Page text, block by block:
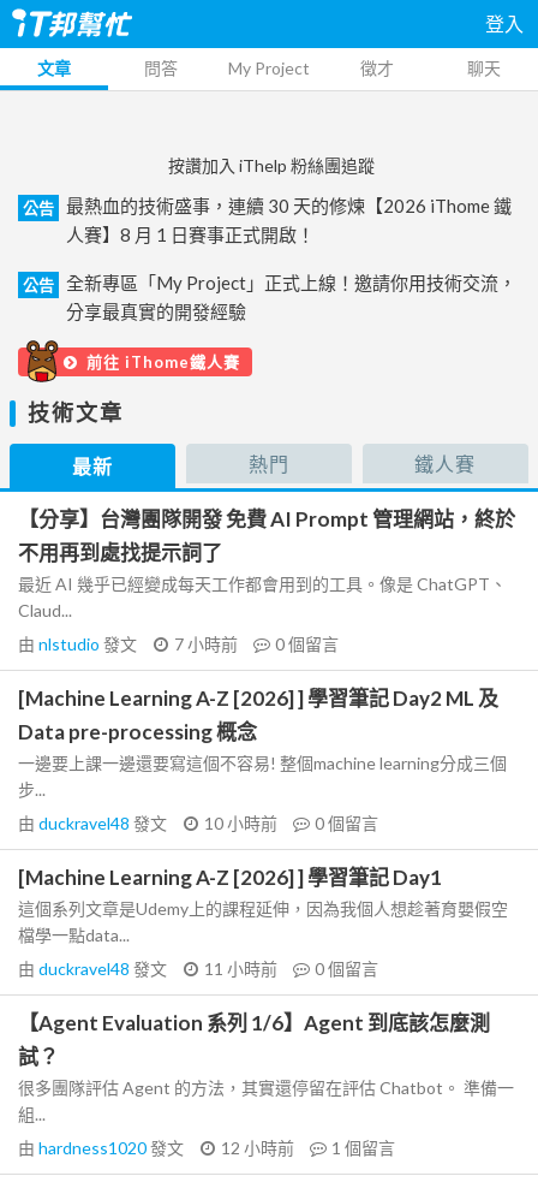
登入
文章 問答 My Project 徵才 聊天
按讚加入 iThelp 粉絲團追蹤
公告
最熱血的技術盛事，連續 30 天的修煉【2026 iThome 鐵
人賽】8 月 1 日賽事正式開啟！
公告
全新專區「My Project」正式上線！邀請你用技術交流，
分享最真實的開發經驗
前往 iThome鐵人賽
技術文章
最新 熱門 鐵人賽
【分享】台灣團隊開發 免費 AI Prompt 管理網站，終於
不用再到處找提示詞了
最近 AI 幾乎已經變成每天工作都會用到的工具。像是 ChatGPT、
Claud...
由 nlstudio 發文 7 小時前 0個留言
[Machine Learning A-Z [2026] ] 學習筆記 Day2 ML 及
Data pre-processing 概念
一邊要上課一邊還要寫這個不容易! 整個machine learning分成三個
步...
由 duckravel48 發文 10 小時前 0個留言
[Machine Learning A-Z [2026] ] 學習筆記 Day1
這個系列文章是Udemy上的課程延伸，因為我個人想趁著育嬰假空
檔學一點data...
由 duckravel48 發文 11 小時前 0個留言
【Agent Evaluation 系列 1/6】Agent 到底該怎麼測
試？
很多團隊評估 Agent 的方法，其實還停留在評估 Chatbot。 準備一
組...
由 hardness1020發文 12 小時前 1 個留言